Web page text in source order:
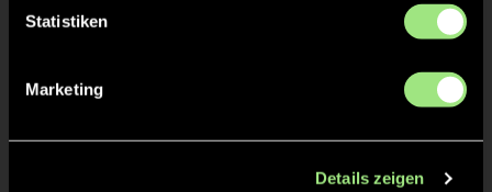
Statistiken
Marketing
Details zeigen
Staff